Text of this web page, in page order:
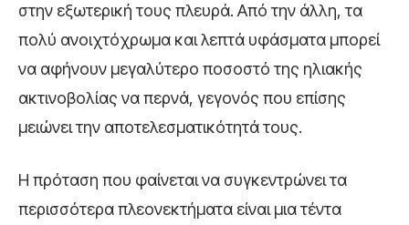
στην εξωτερική τους πλευρά. Από την άλλη, τα
πολύ ανοιχτόχρωμα και λεπτά υφάσματα μπορεί
να αφήνουν μεγαλύτερο ποσοστό της ηλιακής
ακτινοβολίας να περνά, γεγονός που επίσης
μειώνει την αποτελεσματικότητά τους.
Η πρόταση που φαίνεται να συγκεντρώνει τα
περισσότερα πλεονεκτήματα είναι μια τέντα